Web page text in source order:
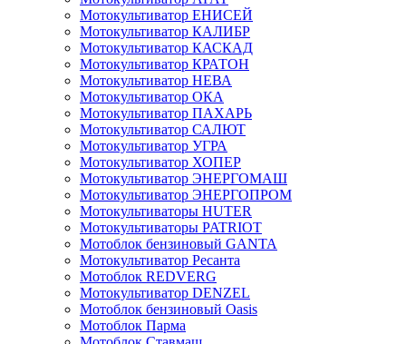
Мотокультиватор ЕНИСЕЙ
Мотокультиватор КАЛИБР
Мотокультиватор КАСКАД
Мотокультиватор КРАТОН
Мотокультиватор НЕВА
Мотокультиватор ОКА
Мотокультиватор ПАХАРЬ
Мотокультиватор САЛЮТ
Мотокультиватор УГРА
Мотокультиватор ХОПЕР
Мотокультиватор ЭНЕРГОМАШ
Мотокультиватор ЭНЕРГОПРОМ
Мотокультиваторы HUTER
Мотокультиваторы PATRIOT
Мотоблок бензиновый GANTA
Мотокультиватор Ресанта
Мотоблок REDVERG
Мотокультиватор DENZEL
Мотоблок бензиновый Oasis
Мотоблок Парма